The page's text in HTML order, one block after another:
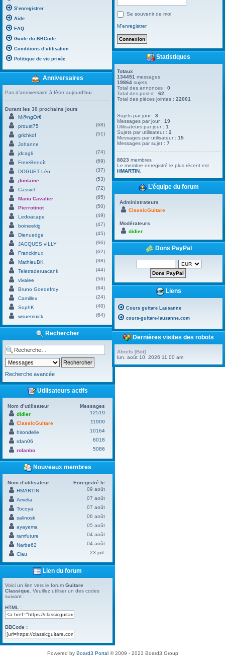
S’enregistrer
Aide
FAQ
Guide du BBCode
Conditions d’utilisation
Politique de vie privée
Anniversaires
Pas d’anniversaire à fêter aujourd’hui
Durant les 30 prochains jours
M@ngOr€
proust75
(68)
grichkof
(51)
Johanne
jdcagli
(74)
FrereBenoît
(69)
DOGUET Léo
(37)
jfontaine
(53)
Cassiel
(72)
Manu Cavalier
(65)
Pierrotinot
(50)
Ledoacape
(49)
boineekig
(47)
Dienuedge
(45)
JACQUES vILLY
(66)
Franckinux
(62)
MathieuBK
(38)
Teletraderuacank
(44)
vivalee
(56)
Bruno Goedefroy
(64)
Camillex
(24)
SophK
(40)
wsuemnick
(64)
Rechercher
Recherche avancée
Utilisateurs actifs
Nom d’utilisateur
Messages
didier
12519
ClassicGuitare
11909
hirondelle
10164
rdan06
6018
rolanbo
5086
Nouveaux membres
Nom d’utilisateur
Enregistré le
HMARTIN
09 août
Amelia
07 août
Tocoya
07 août
salinosk
06 août
ayayema
05 août
ramfuture
04 août
Narbe62
04 août
Clau
23 juil.
Lien du forum
Voici un lien vers le forum Guitare
Classique . Veuillez utiliser un des codes
suivant :
HTML :
BBCode :
Se souvenir de moi
M’enregistrer
Statistiques
Totaux
134451 messages
19864 sujets
Total des annonces :0
Total des post-it :62
Total des pièces jointes :22001
Sujets par jour :3
Messages par jour :19
Utilisateurs par jour :1
Sujets par utilisateur :2
Messages par utilisateur :15
Messages par sujet :7
8823 membres
Le membre enregistré le plus récent est
HMARTIN
L’équipe du forum
Administrateurs
ClassicGuitare
Modérateurs
didier
Dons PayPal
Liens
Cours guitare Lausanne
cours-guitare-lausanne.com
Dernières visites des robots
Ahrefs [Bot]
lun. août 10, 2026 11:00 am
Powered by Board3 Portal© 2009 - 2023 Board3 Group